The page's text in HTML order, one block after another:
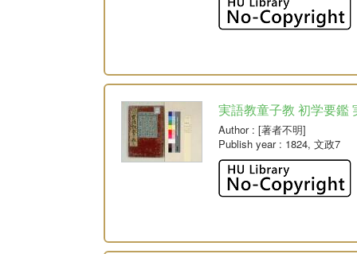
実語教童子教 初学要鑑
Author: [著者不明]
Publish year: 1824, 文政7